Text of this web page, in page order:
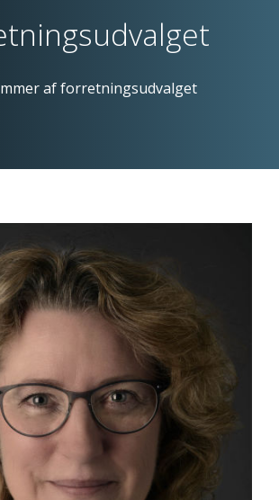
af forretningsudvalget